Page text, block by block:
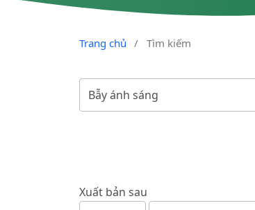
Trang chủ / Tìm kiếm
Xuất bản sau